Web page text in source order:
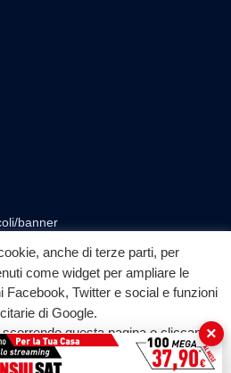
banner
◎ ▶
YouTube
anche di terze parti, per
come widget per ampliare le
Facebook, Twitter e social e funzioni
di Google.
questa pagina o cliccando
acconsenti all'uso dei cookie.
×